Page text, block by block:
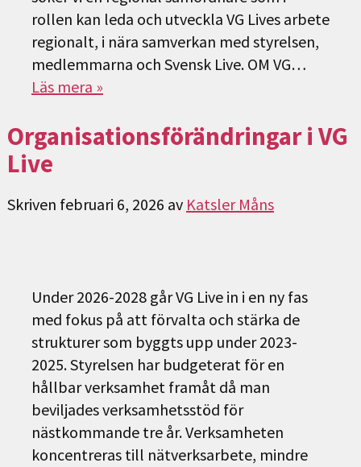
rollen kan leda och utveckla VG Lives arbete
regionalt, i nära samverkan med styrelsen,
medlemmarna och Svensk Live. OM VG…
Läs mera »
Organisationsförändringar i VG
Live
Skriven februari 6, 2026 av Katsler Måns
Under 2026-2028 går VG Live in i en ny fas
med fokus på att förvalta och stärka de
strukturer som byggts upp under 2023-
2025. Styrelsen har budgeterat för en
hållbar verksamhet framåt då man
beviljades verksamhetsstöd för
nästkommande tre år. Verksamheten
koncentreras till nätverksarbete, mindre